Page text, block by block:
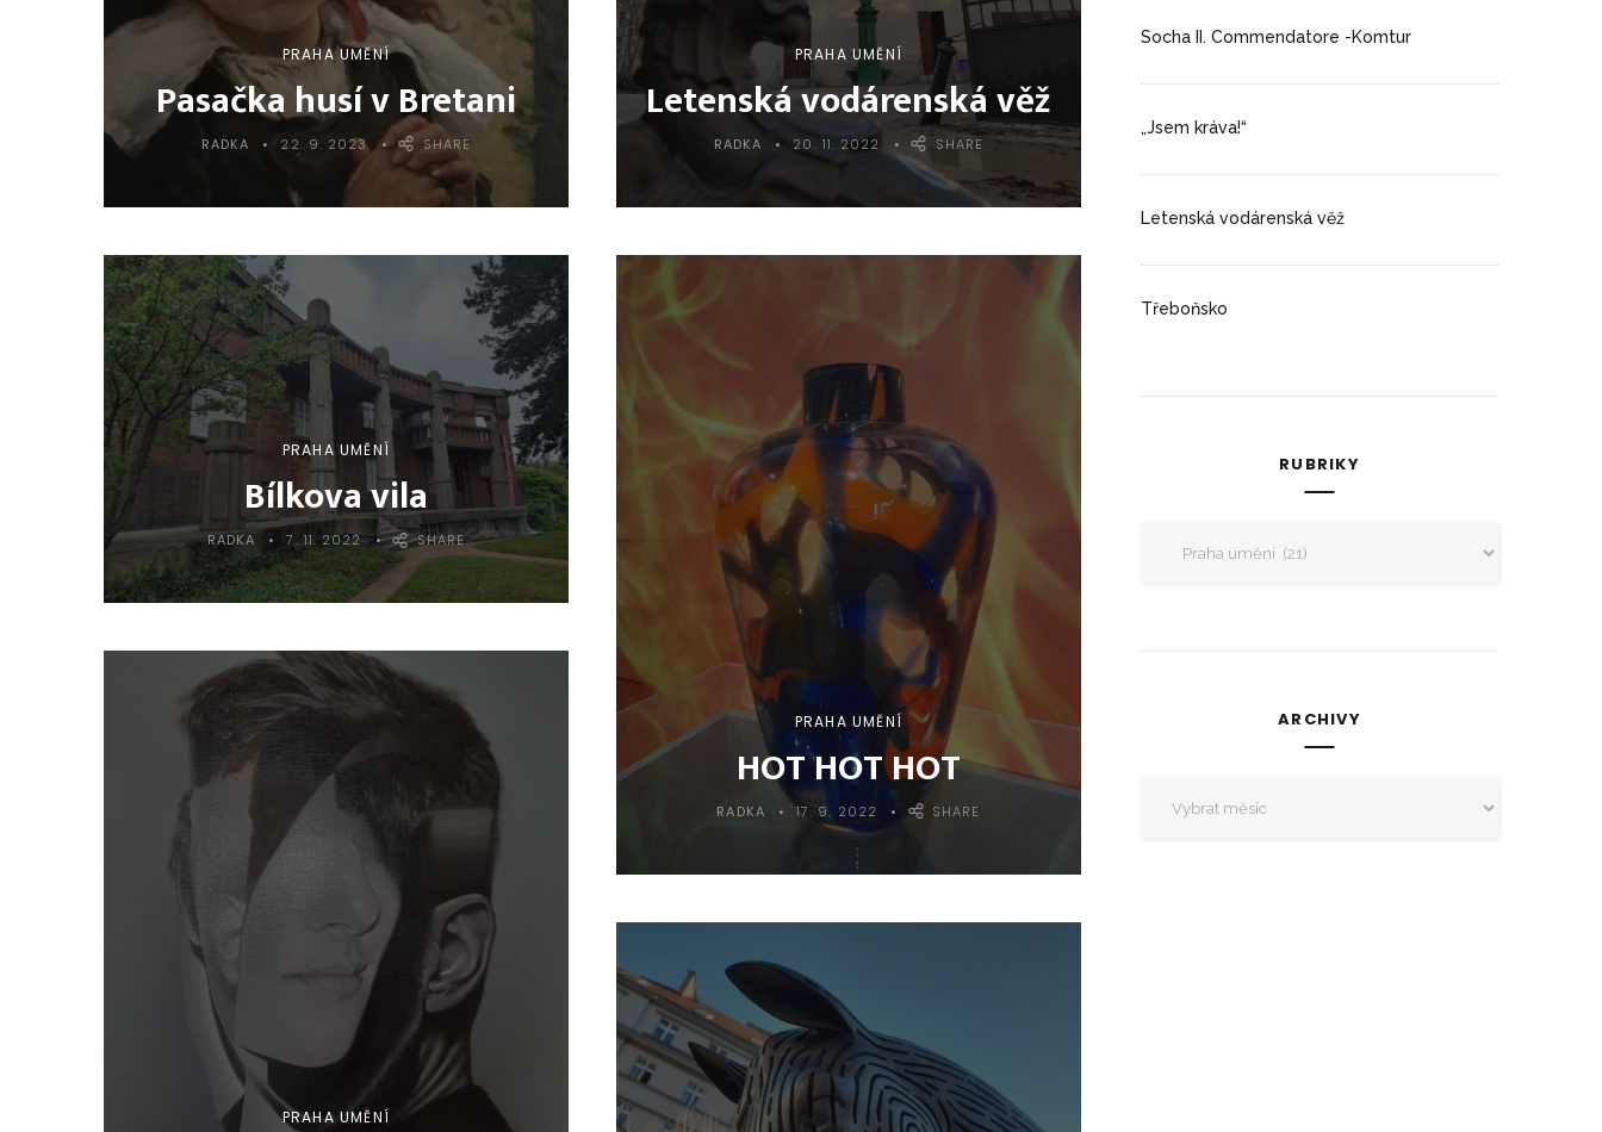
PRAHA UMĚNÍ
Pasačka husí v Bretani
RADKA 22. 9. 2023 SHARE
PRAHA UMĚNÍ
Letenská vodárenská věž
RADKA 20. 11. 2022 SHARE
PRAHA UMĚNÍ
Bílkova vila
RADKA 7. 11. 2022 SHARE
PRAHA UMĚNÍ
HOT HOT HOT
RADKA 17. 9. 2022 SHARE
PRAHA UMĚNÍ
Socha II. Commendatore -Komtur
„Jsem kráva!“
Letenská vodárenská věž
Třeboňsko
RUBRIKY
ARCHIVY